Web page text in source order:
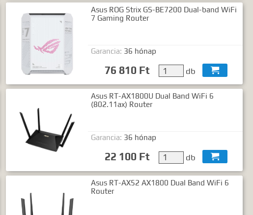
Asus ROG Strix GS-BE7200 Dual-band WiFi
7 Gaming Router
Garancia: 36 hónap
76 810 Ft db 
Asus RT-AX1800U Dual Band WiFi 6
(802.11ax) Router
Garancia: 36 hónap
22 100 Ft db 
Asus RT-AX52 AX1800 Dual Band WiFi 6
Router